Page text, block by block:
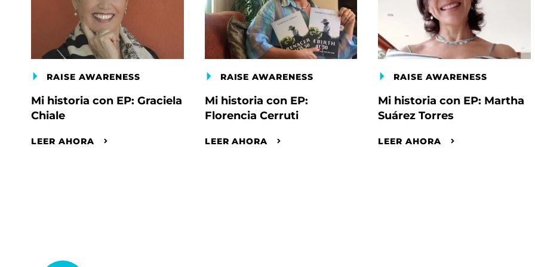
RAISE AWARENESS
Mi historia con EP: Graciela
Chiale
LEER AHORA
RAISE AWARENESS
Mi historia con EP:
Florencia Cerruti
LEER AHORA
RAISE AWARENESS
Mi historia con EP: Martha
Suárez Torres
LEER AHORA